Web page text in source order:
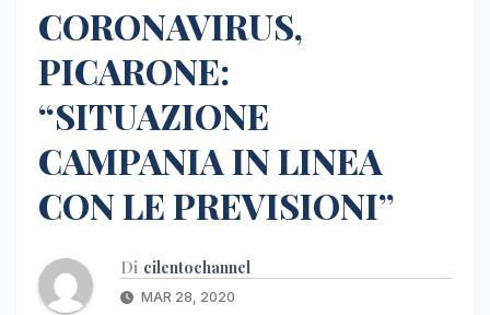
CORONAVIRUS,
PICARONE:
“SITUAZIONE
CAMPANIA IN LINEA
CON LE PREVISIONI”
Di cilentochannel
MAR 28, 2020